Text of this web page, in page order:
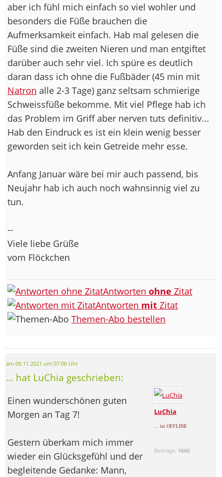
aber ich fühl mich einfach so viel wohler und
besonders die Füße brauchen die
Aufmerksamkeit einfach. Hab mal gelesen die
Füße sind die zweiten Nieren und man entgiftet
darüber auch sehr viel. Ich spüre es deutlich
daran dass ich ohne die Fußbäder (45 min mit
Natron alle 2-3 Tage) ganz seltsam schmierige
Schweissfüße bekomme. Mit viel Pflege hab ich
das Problem im Griff aber nerven tuts definitiv...
Hab den Eindruck es ist ein klein wenig besser
geworden seit ich kein Getreide mehr esse.
Anfang Januar wäre bei mir auch passend, bis
Neujahr hab ich auch noch wahnsinnig viel zu
tun.
--
Viele liebe Grüße
vom Flöckchen
Antworten ohne Zitat
Antworten mit Zitat
Themen-Abo bestellen
am 09.11.2021 um 07:06 Uhr
... hat LuChia geschrieben:
LuChia
... ist OFFLINE
Beiträge: 1666
Einen wunderschönen guten
Morgen an Tag 7!
Gestern überkam mich immer
wieder ein Glücksgefühl und der
begleitende Gedanke: Mann,